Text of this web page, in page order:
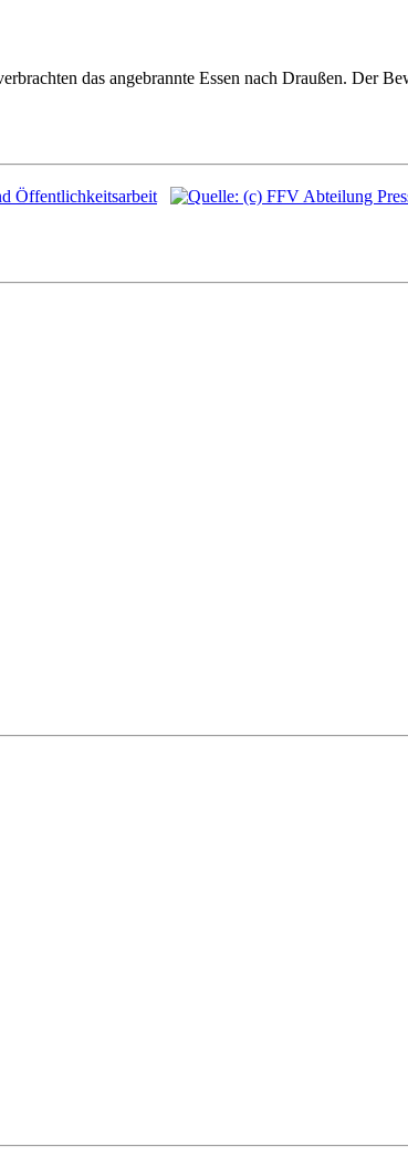
das angebrannte Essen nach Draußen. Der